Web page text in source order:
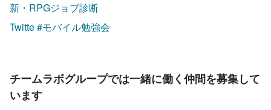
新・RPGジョブ診断
Twitte #モバイル勉強会
チームラボグループでは一緒に働く仲間を募集して
います